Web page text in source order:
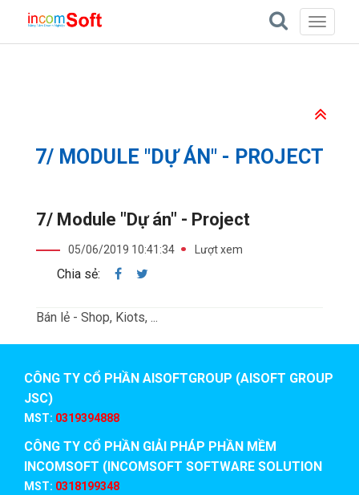
Toggle
7/ MODULE "DỰ ÁN" - PROJECT
7/ Module "Dự án" - Project
05/06/2019 10:41:34 Lượt xem
Chia sẻ:
Bán lẻ - Shop, Kiots, ...
CÔNG TY CỔ PHẦN AISOFTGROUP (AISOFT GROUP
JSC)
MST: 0319394888
CÔNG TY CỔ PHẦN GIẢI PHÁP PHẦN MỀM
INCOMSOFT (INCOMSOFT SOFTWARE SOLUTION
JSC)
MST: 0318199348